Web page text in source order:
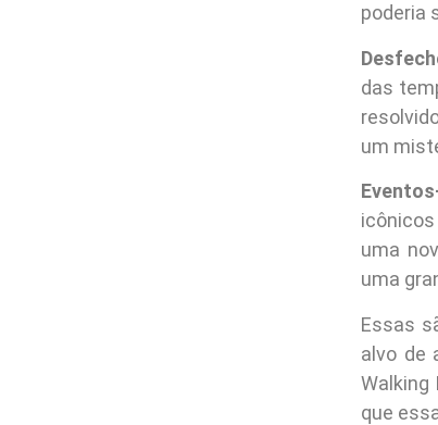
poderia
das
um
uma
uma
Essas
alvo de
Walking
que